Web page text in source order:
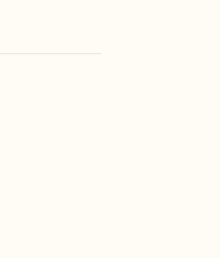
ーポリシー